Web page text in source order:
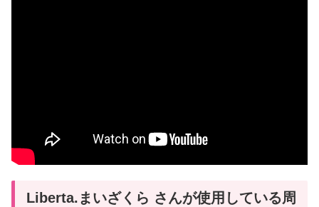
Liberta.まいざくら さんが使用している周